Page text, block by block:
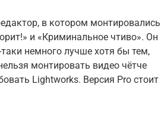
в котором монтировались
и «Криминальное чтиво». Он
немного лучше хотя бы тем,
монтировать видео чётче
Lightworks. Версия Pro стоит